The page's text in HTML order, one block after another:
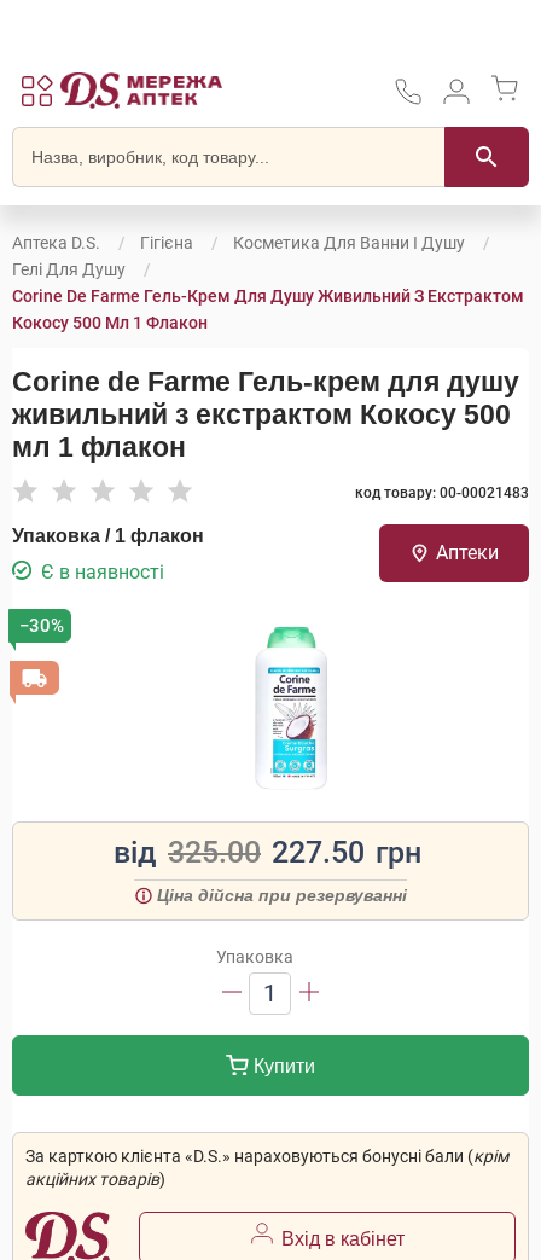
Аптека D.S. Гігієна
Косметика Для Ванни І Душу
Гелі Для Душу
Corine De Farme Гель-Крем Для Душу Живильний З Екстрактом
Кокосу 500 Мл 1 Флакон
Corine de Farme Гель-крем для душу
живильний з екстрактом Кокосу 500
мл 1 флакон
код товару: 00-00021483
Упаковка / 1 флакон
Є в наявності
Аптеки
−30%
від 325.00 227.50 грн
Ціна дійсна при резервуванні
Упаковка
1
Купити
За карткою клієнта «D.S.» нараховуються бонусні бали (крім
акційних товарів)
Вхід в кабінет